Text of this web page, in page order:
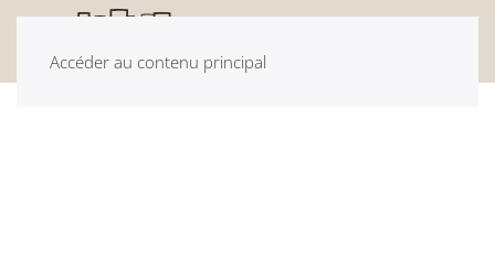
Accéder au contenu principal